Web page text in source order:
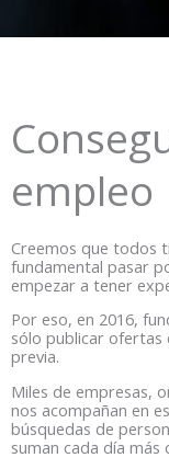
empleo
Creemos que todos
fundamental pasar
empezar a tener
Por eso, en 2016,
sólo publicar ofertas
previa.
Miles de empresas,
nos acompañan en
búsquedas de
suman cada día